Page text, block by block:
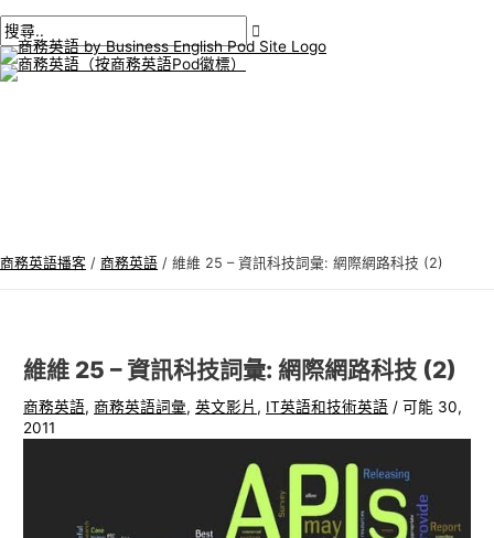
至
內
容
選
商務英語播客 / 商務英語 / 維維 25 – 資訊科技詞彙: 網際網路科技 (2)
維維 25 – 資訊科技詞彙: 網際網路科技 (2)
商務英語,商務英語詞彙,英文影片 , IT英語和技術英語 /可能 30,
2011
文
導
航
此
輸
名
*
子
郵
商
務
英
搜
尋
: